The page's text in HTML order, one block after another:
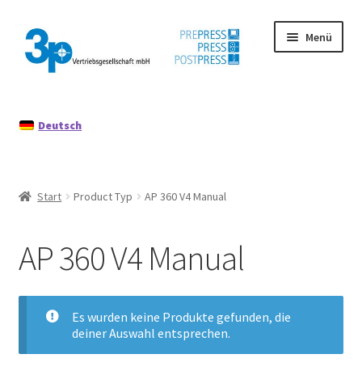
Zur
Navigation
springen
Zum
Inhalt
springen
Menü
Datenschutz
Mein Konto
Deutsch
Start Product Typ AP 360 V4 Manual
AP 360 V4 Manual
Es wurden keine Produkte gefunden, die
deiner Auswahl entsprechen.